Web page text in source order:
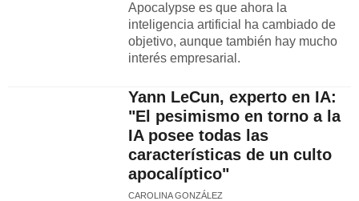
Apocalypse es que ahora la
inteligencia artificial ha cambiado de
objetivo, aunque también hay mucho
interés empresarial.
Yann LeCun, experto en IA:
"El pesimismo en torno a la
IA posee todas las
características de un culto
apocalíptico"
CAROLINA GONZÁLEZ